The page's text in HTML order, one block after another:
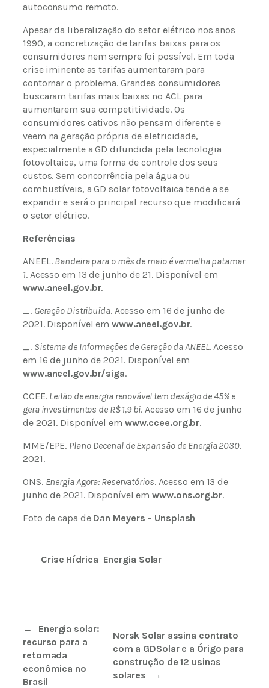
autoconsumo remoto.
Apesar da liberalização do setor elétrico nos anos
1990, a concretização de tarifas baixas para os
consumidores nem sempre foi possível. Em toda
crise iminente as tarifas aumentaram para
contornar o problema. Grandes consumidores
buscaram tarifas mais baixas no ACL para
aumentarem sua competitividade. Os
consumidores cativos não pensam diferente e
veem na geração própria de eletricidade,
especialmente a GD difundida pela tecnologia
fotovoltaica, uma forma de controle dos seus
custos. Sem concorrência pela água ou
combustíveis, a GD solar fotovoltaica tende a se
expandir e será o principal recurso que modificará
o setor elétrico.
Referências
ANEEL. Bandeira para o mês de maio é vermelha patamar
1. Acesso em 13 de junho de 21. Disponível em
www.aneel.gov.br.
_. Geração Distribuída. Acesso em 16 de junho de
2021. Disponível em www.aneel.gov.br.
_. Sistema de Informações de Geração da ANEEL. Acesso
em 16 de junho de 2021. Disponível em
www.aneel.gov.br/siga.
CCEE. Leilão de energia renovável tem deságio de 45% e
gera investimentos de R$ 1,9 bi. Acesso em 16 de junho
de 2021. Disponível em www.ccee.org.br.
MME/EPE. Plano Decenal de Expansão de Energia 2030.
2021.
ONS. Energia Agora: Reservatórios. Acesso em 13 de
junho de 2021. Disponível emwww.ons.org.br.
Foto de capa de Dan Meyers – Unsplash
Crise Hídrica Energia Solar
←
Energia solar:
recurso para a
retomada
econômica no
Brasil
Norsk Solar assina contrato
com a GDSolar e a Órigo para
construção de 12 usinas
solares
→